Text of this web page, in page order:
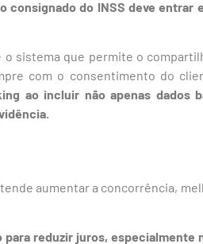
consignado do INSS deve entrar
sistema que permite o
com o consentimento do
ao incluir não apenas dados
aumentar a concorrência,
reduzir juros, especialmente